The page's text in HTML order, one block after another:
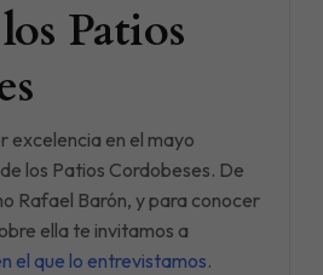
Patios
excelencia en el mayo
los Patios Cordobeses. De
Rafael Barón, y para conocer
ella te invitamos a
el que lo entrevistamos.